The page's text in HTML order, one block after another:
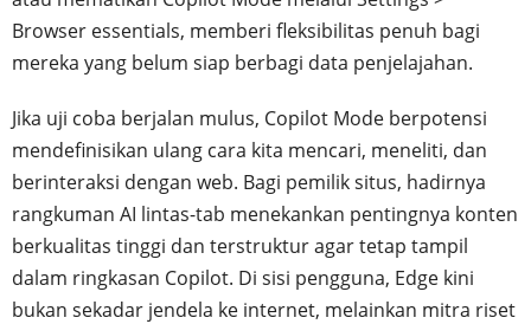
Browser essentials, memberi fleksibilitas penuh bagi
mereka yang belum siap berbagi data penjelajahan.
Jika uji coba berjalan mulus, Copilot Mode berpotensi
mendefinisikan ulang cara kita mencari, meneliti, dan
berinteraksi dengan web. Bagi pemilik situs, hadirnya
rangkuman AI lintas-tab menekankan pentingnya konten
berkualitas tinggi dan terstruktur agar tetap tampil
dalam ringkasan Copilot. Di sisi pengguna, Edge kini
bukan sekadar jendela ke internet, melainkan mitra riset